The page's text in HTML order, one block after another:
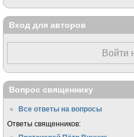
Вход для авторов
Войти
Вопрос священнику
Все ответы на вопросы
Ответы священников: